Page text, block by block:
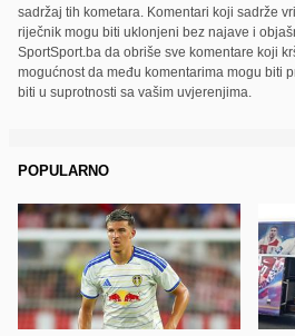
sadržaj tih kometara. Komentari koji sadrže
riječnik mogu biti uklonjeni bez najave i
SportSport.ba da obriše sve komentare koji
mogućnost da među komentarima mogu biti
biti u suprotnosti sa vašim uvjerenjima.
POPULARNO